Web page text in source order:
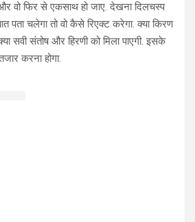
वो फिर से एकसाथ हो जाए. देखना दिलचस्प
पता चलेगा तो वो कैसे रिएक्ट करेगा. क्या किरण
सवी संतोष और हिरणी को मिला पाएगी. इसके
करना होगा.